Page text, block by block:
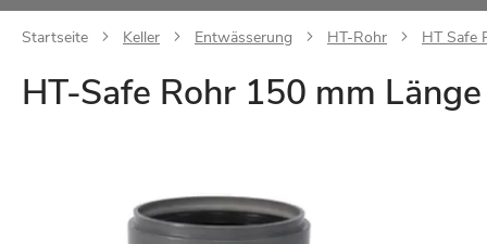
Startseite Keller Entwässerung HT-Rohr HT Safe
HT-Safe Rohr 150 mm